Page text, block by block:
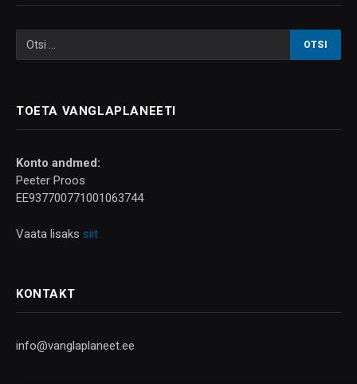
TOETA VANGLAPLANEETI
Konto andmed:
Peeter Proos
EE937700771001063744
Vaata lisaks siit
KONTAKT
info@vanglaplaneet.ee